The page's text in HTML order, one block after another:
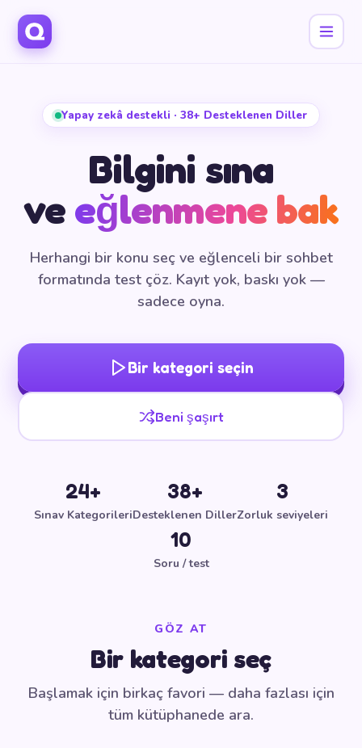
Yapay zekâ destekli · 38+ Desteklenen Diller
Bilgini sına
ve eğlenmene bak
Herhangi bir konu seç ve eğlenceli bir sohbet
formatında test çöz. Kayıt yok, baskı yok —
sadece oyna.
Bir kategori seçin
Beni şaşırt
24+
Sınav Kategorileri
38+
Desteklenen Diller
3
Zorluk seviyeleri
10
Soru / test
GÖZ AT
Bir kategori seç
Başlamak için birkaç favori — daha fazlası için
tüm kütüphanede ara.